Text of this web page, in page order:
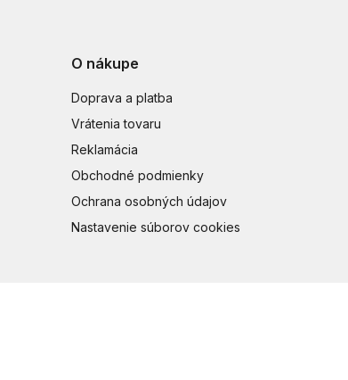
O nákupe
Doprava a platba
Vrátenia tovaru
Reklamácia
Obchodné podmienky
Ochrana osobných údajov
Nastavenie súborov cookies